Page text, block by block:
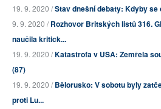
19. 9. 2020 /Stav dnešní debaty: Kdyby se
9. 9. 2020 /Rozhovor Britských listů 316.
naučila kritick...
19. 9. 2020 /Katastrofa v USA: Zemřela
(87)
19. 9. 2020 /Bělorusko: V sobotu byly
proti Lu...